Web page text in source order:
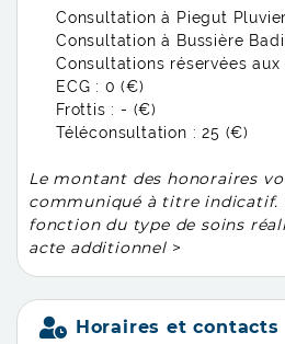
Consultation à Piegut
Consultation à Bussière
Consultations réservées
ECG : 0 (€)
Frottis : - (€)
Téléconsultation :25 (€)
Le montant des honoraires
communiqué à titre indicatif.
fonction du type de soins
acte additionnel >
Horaires et contacts